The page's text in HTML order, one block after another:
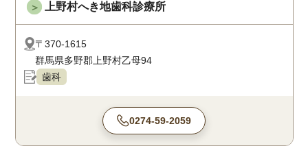
＞ 上野村へき地歯科診療所
〒370-1615
群馬県多野郡上野村乙母94
歯科
0274-59-2059